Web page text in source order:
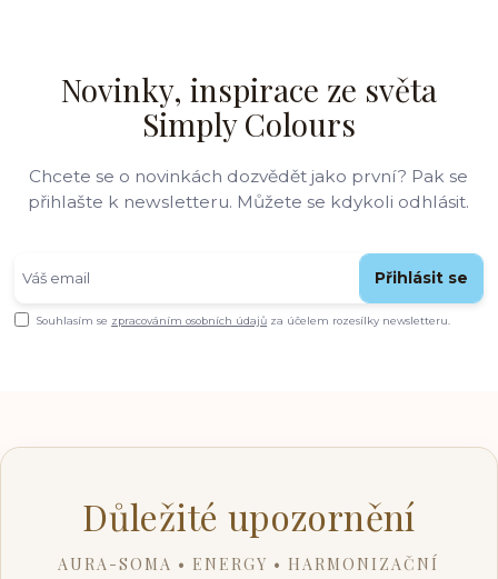
Novinky, inspirace ze světa
Simply Colours
Chcete se o novinkách dozvědět jako první? Pak se
přihlašte k newsletteru. Můžete se kdykoli odhlásit.
Přihlásit se
Souhlasím se zpracováním osobních údajů za účelem rozesílky newsletteru.
Důležité upozornění
AURA-SOMA • ENERGY • HARMONIZAČNÍ